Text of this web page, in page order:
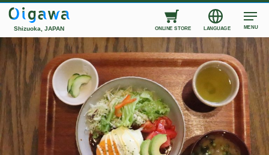
Shizuoka, JAPAN ONLINE STORE LANGUAGE MENU